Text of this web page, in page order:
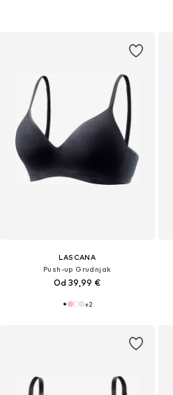
LASCANA
Push-up Grudnjak
Od 39,99 €
+2